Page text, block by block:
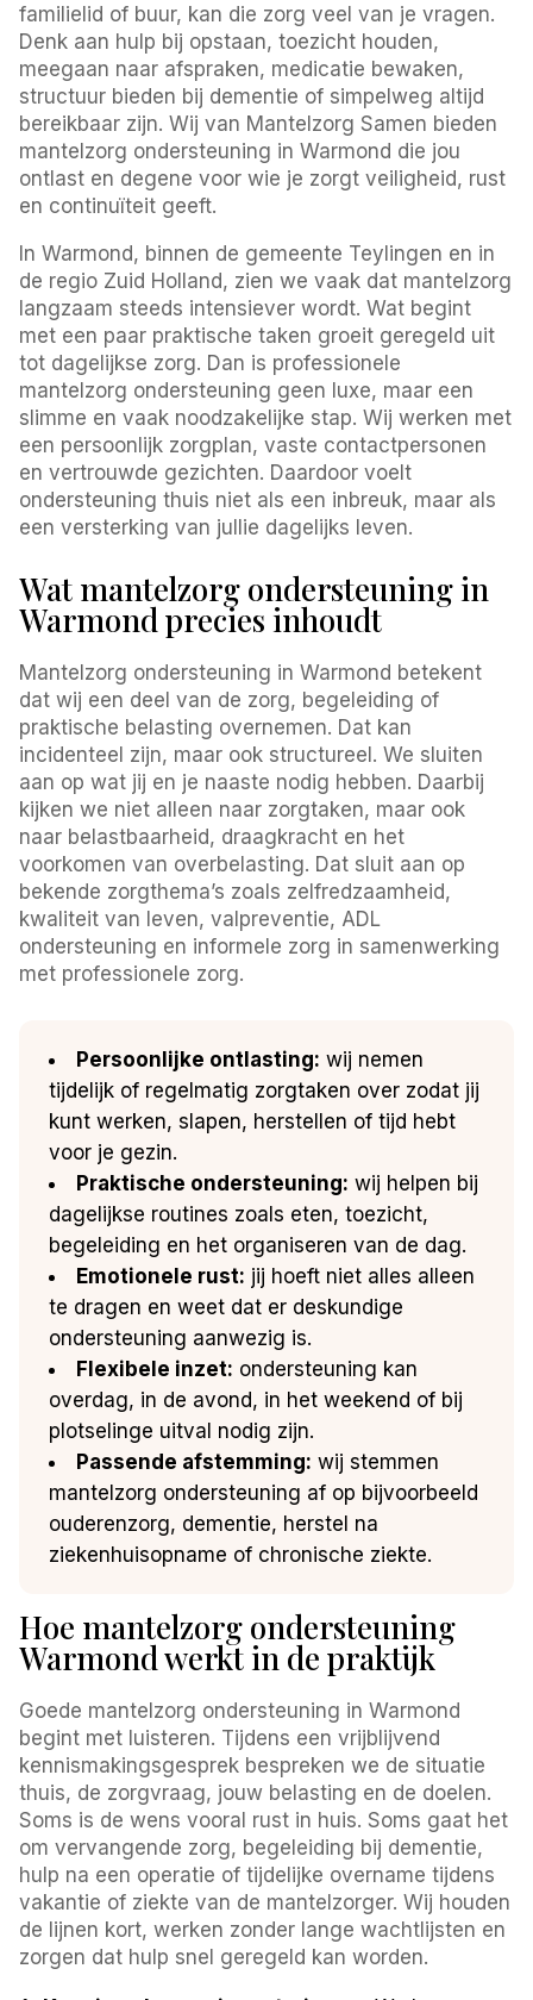
familielid of buur, kan die zorg veel van je vragen.
Denk aan hulp bij opstaan, toezicht houden,
meegaan naar afspraken, medicatie bewaken,
structuur bieden bij dementie of simpelweg altijd
bereikbaar zijn. Wij van Mantelzorg Samen bieden
mantelzorg ondersteuning in Warmond die jou
ontlast en degene voor wie je zorgt veiligheid, rust
en continuïteit geeft.
In Warmond, binnen de gemeente Teylingen en in
de regio Zuid Holland, zien we vaak dat mantelzorg
langzaam steeds intensiever wordt. Wat begint
met een paar praktische taken groeit geregeld uit
tot dagelijkse zorg. Dan is professionele
mantelzorg ondersteuning geen luxe, maar een
slimme en vaak noodzakelijke stap. Wij werken met
een persoonlijk zorgplan, vaste contactpersonen
en vertrouwde gezichten. Daardoor voelt
ondersteuning thuis niet als een inbreuk, maar als
een versterking van jullie dagelijks leven.
Wat mantelzorg ondersteuning in
Warmond precies inhoudt
Mantelzorg ondersteuning in Warmond betekent
dat wij een deel van de zorg, begeleiding of
praktische belasting overnemen. Dat kan
incidenteel zijn, maar ook structureel. We sluiten
aan op wat jij en je naaste nodig hebben. Daarbij
kijken we niet alleen naar zorgtaken, maar ook
naar belastbaarheid, draagkracht en het
voorkomen van overbelasting. Dat sluit aan op
bekende zorgthema’s zoals zelfredzaamheid,
kwaliteit van leven, valpreventie, ADL
ondersteuning en informele zorg in samenwerking
met professionele zorg.
Persoonlijke ontlasting: wij nemen
tijdelijk of regelmatig zorgtaken over zodat jij
kunt werken, slapen, herstellen of tijd hebt
voor je gezin.
Praktische ondersteuning: wij helpen bij
dagelijkse routines zoals eten, toezicht,
begeleiding en het organiseren van de dag.
Emotionele rust: jij hoeft niet alles alleen
te dragen en weet dat er deskundige
ondersteuning aanwezig is.
Flexibele inzet: ondersteuning kan
overdag, in de avond, in het weekend of bij
plotselinge uitval nodig zijn.
Passende afstemming: wij stemmen
mantelzorg ondersteuning af op bijvoorbeeld
ouderenzorg, dementie, herstel na
ziekenhuisopname of chronische ziekte.
Hoe mantelzorg ondersteuning
Warmond werkt in de praktijk
Goede mantelzorg ondersteuning in Warmond
begint met luisteren. Tijdens een vrijblijvend
kennismakingsgesprek bespreken we de situatie
thuis, de zorgvraag, jouw belasting en de doelen.
Soms is de wens vooral rust in huis. Soms gaat het
om vervangende zorg, begeleiding bij dementie,
hulp na een operatie of tijdelijke overname tijdens
vakantie of ziekte van de mantelzorger. Wij houden
de lijnen kort, werken zonder lange wachtlijsten en
zorgen dat hulp snel geregeld kan worden.